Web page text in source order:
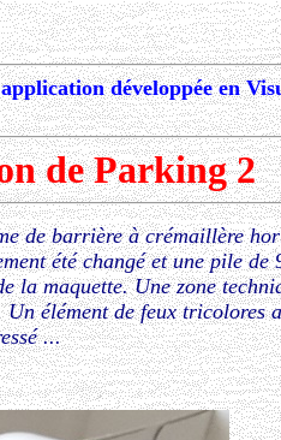
développée en
de Parking 2
de barrière à crémaillère
été changé et une pile de
la maquette. Une zone
élément de feux tricolores
...